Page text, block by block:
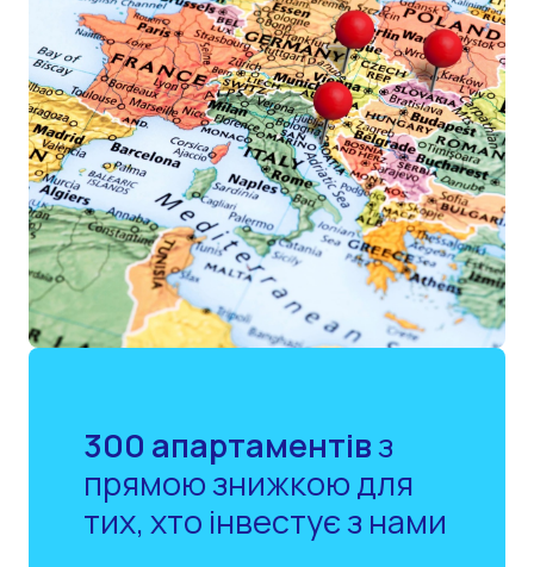
300 апартаментівз
прямою знижкою для
тих, хто інвестує з нами